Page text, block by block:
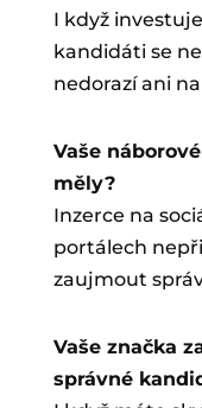
I když
kandidáti se
nedorazí ani
Vaše
měly?
Inzerce na
portálech
zaujmout
Vaše značka
správné